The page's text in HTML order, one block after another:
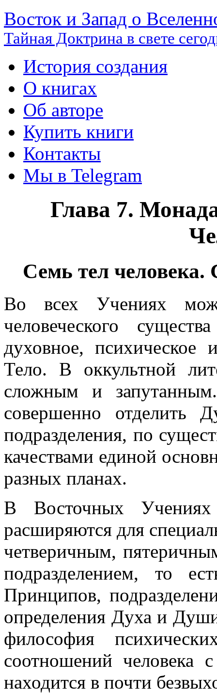
Восток и Запад о
Тайная Доктрина в свете
История создания
О книгах
Об авторе
Купить книги
Контакты
Мы в Telegram
Глава 7.
Семь тел
Во всех Учениях
человеческого
духовное,
Тело. В оккультной
сложным и
совершенно
подразделения, по
качествами единой
разных планах.
В Восточных
расширяются для
четверичным,
подразделением, то
Принципов,
определения Духа и
философия
соотношений человека
находится в почти